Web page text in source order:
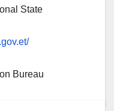
State
Bureau